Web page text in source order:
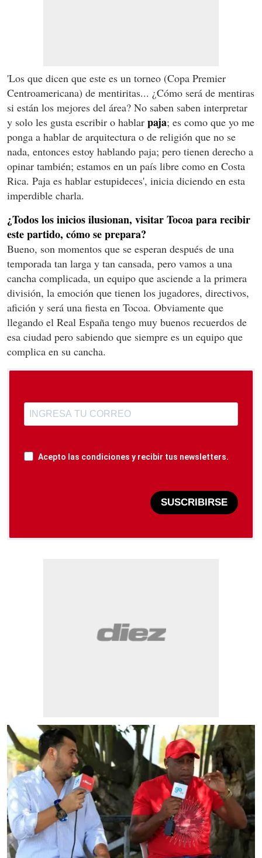
'Los que dicen que este es un torneo (Copa Premier
Centroamericana) de mentiritas... ¿Cómo será de mentiras
si están los mejores del área? No saben saben interpretar
y solo les gusta escribir o hablar paja; es como que yo me
ponga a hablar de arquitectura o de religión que no se
nada, entonces estoy hablando paja; pero tienen derecho a
opinar también; estamos en un país libre como en Costa
Rica. Paja es hablar estupideces', inicia diciendo en esta
imperdible charla.
¿Todos los inicios ilusionan, visitar Tocoa para recibir
este partido, cómo se prepara?
Bueno, son momentos que se esperan después de una
temporada tan larga y tan cansada, pero vamos a una
cancha complicada, un equipo que asciende a la primera
división, la emoción que tienen los jugadores, directivos,
afición y será una fiesta en Tocoa. Obviamente que
llegando el Real España tengo muy buenos recuerdos de
esa ciudad pero sabiendo que siempre es un equipo que
complica en su cancha.
Acepto las condiciones y recibir tus newsletters.
SUSCRIBIRSE